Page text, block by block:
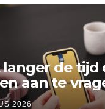
de tijd
aan te
2026